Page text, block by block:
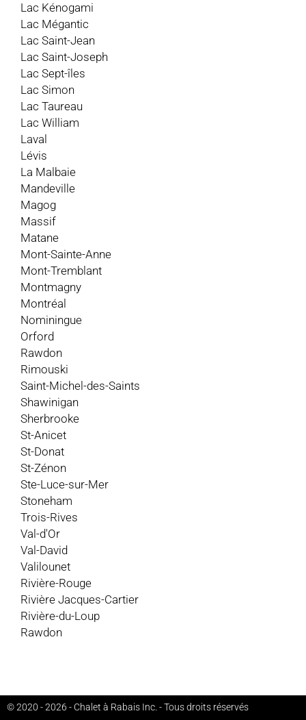
Lac Kénogami
Lac Mégantic
Lac Saint-Jean
Lac Saint-Joseph
Lac Sept-îles
Lac Simon
Lac Taureau
Lac William
Laval
Lévis
La Malbaie
Mandeville
Magog
Massif
Matane
Mont-Sainte-Anne
Mont-Tremblant
Montmagny
Montréal
Nominingue
Orford
Rawdon
Rimouski
Saint-Michel-des-Saints
Shawinigan
Sherbrooke
St-Anicet
St-Donat
St-Zénon
Ste-Luce-sur-Mer
Stoneham
Trois-Rives
Val-d'Or
Val-David
Valilounet
Rivière-Rouge
Rivière Jacques-Cartier
Rivière-du-Loup
Rawdon
© 2020 - 2026 - Chalet à Rabais Inc. - Tous droits réservés